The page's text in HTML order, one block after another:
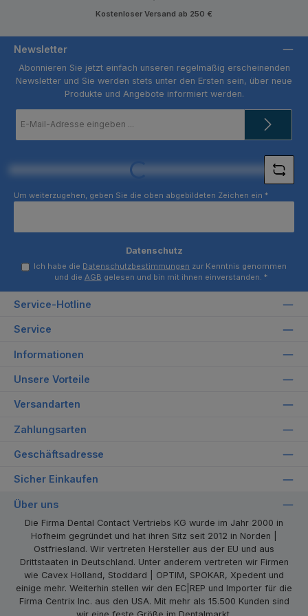
Kostenloser Versand ab 250 €
Newsletter
Abonnieren Sie jetzt einfach unseren regelmäßig erscheinenden
Newsletter und Sie werden stets unter den Ersten sein, über neue
Produkte und Angebote informiert werden.
Mail-
Loading...
Um weiterzugehen, geben Sie die oben abgebildeten Zeichen ein *
Datenschutz
Ich habe die Datenschutzbestimmungen zur Kenntnis genommen
und die AGB gelesen und bin mit ihnen einverstanden. *
Service-Hotline
Service
Informationen
Unsere Vorteile
Versandarten
Zahlungsarten
Geschäftsadresse
Sicher Einkaufen
Über uns
Die Firma Dental Contact Vertriebs KG wurde im Jahr 2000 in
Hofheim gegründet und hat ihren Sitz seit 2012 in Norden |
Ostfriesland. Wir vertreten Hersteller aus der EU und aus
Drittstaaten in Deutschland. Unter anderem vertreten wir Firmen
wie Cavex Holland, Stoddard | OPTIM, SPOKAR, Xpedent und
einige mehr. Weiterhin stellen wir den EC|REP und Importer für die
Firma Centrix Inc. aus den USA. Mit mehr als 15.500 Kunden sind